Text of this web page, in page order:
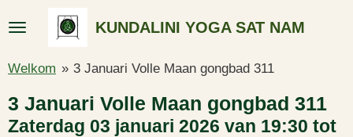
direct
de
hoofdinhoud
KUNDALINI YOGA SAT NAM
Welkom » 3 Januari Volle Maan gongbad 311
3 Januari Volle Maan gongbad 311
Zaterdag 03 januari 2026 van 19:30 tot